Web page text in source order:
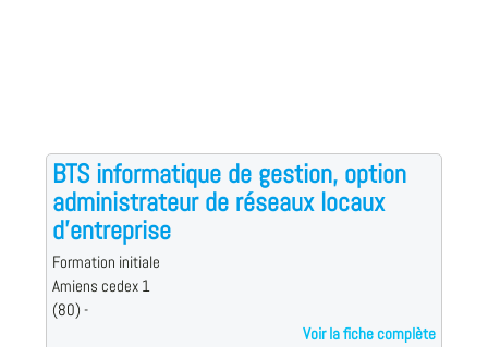
BTS informatique de gestion, option
administrateur de réseaux locaux
d'entreprise
Formation initiale
Amiens cedex 1
(80) -
Voir la fiche complète